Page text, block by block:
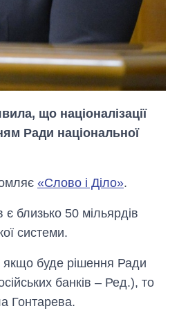
що націоналізації
Ради національної
«Слово і Діло».
близько 50 мільярдів
системи.
якщо буде рішення Ради
банків – Ред.), то
Гонтарева.
Від 1 місяця – до 5